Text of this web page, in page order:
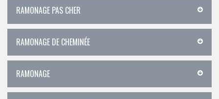
RAMONAGE PAS CHER
RAMONAGE DE CHEMINÉE
RAMONAGE